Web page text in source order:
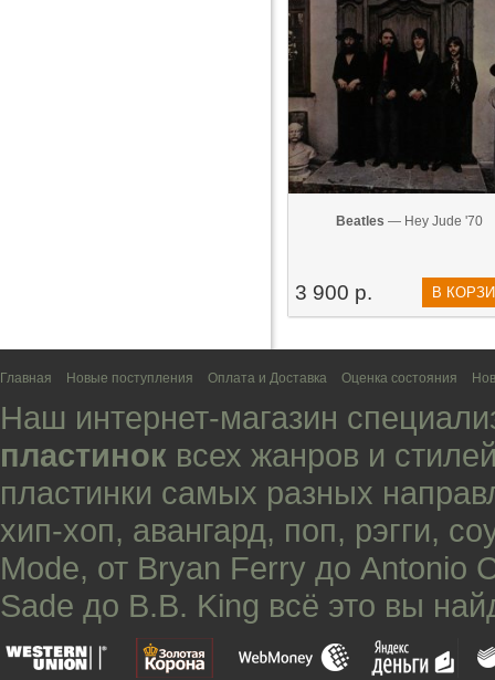
Beatles — Hey Jude '70
3 900 р. В
Главная Новые поступления Оплата и Доставка Оценка состояния
Наш интернет-магазин
пластинок всех жанров и
пластинки самых разных
хип-хоп, авангард, поп, рэгги,
Mode, от Bryan Ferry до Antonio
Sade до B.B. King всё это вы